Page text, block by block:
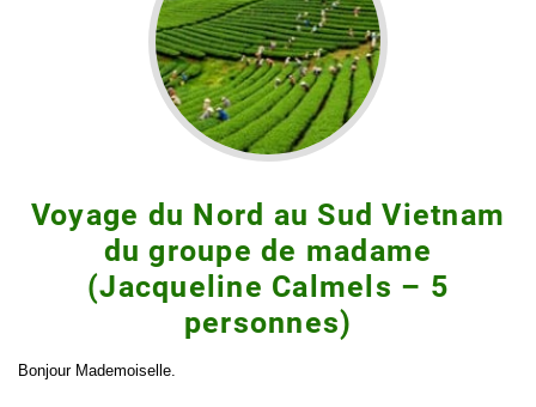
Voyage du Nord au Sud Vietnam
du groupe de madame
(Jacqueline Calmels – 5
personnes)
Bonjour Mademoiselle.